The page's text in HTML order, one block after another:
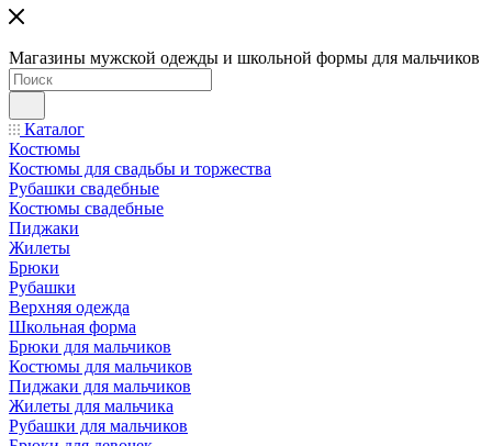
Магазины мужской одежды и школьной формы для мальчиков
Каталог
Костюмы
Костюмы для свадьбы и торжества
Рубашки свадебные
Костюмы свадебные
Пиджаки
Жилеты
Брюки
Рубашки
Верхняя одежда
Школьная форма
Брюки для мальчиков
Костюмы для мальчиков
Пиджаки для мальчиков
Жилеты для мальчика
Рубашки для мальчиков